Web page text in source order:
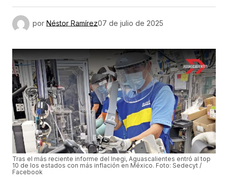
por Néstor Ramírez07 de julio de 2025
Tras el más reciente informe del Inegi, Aguascalientes entró al top
10 de los estados con más inflación en México. Foto: Sedecyt /
Facebook